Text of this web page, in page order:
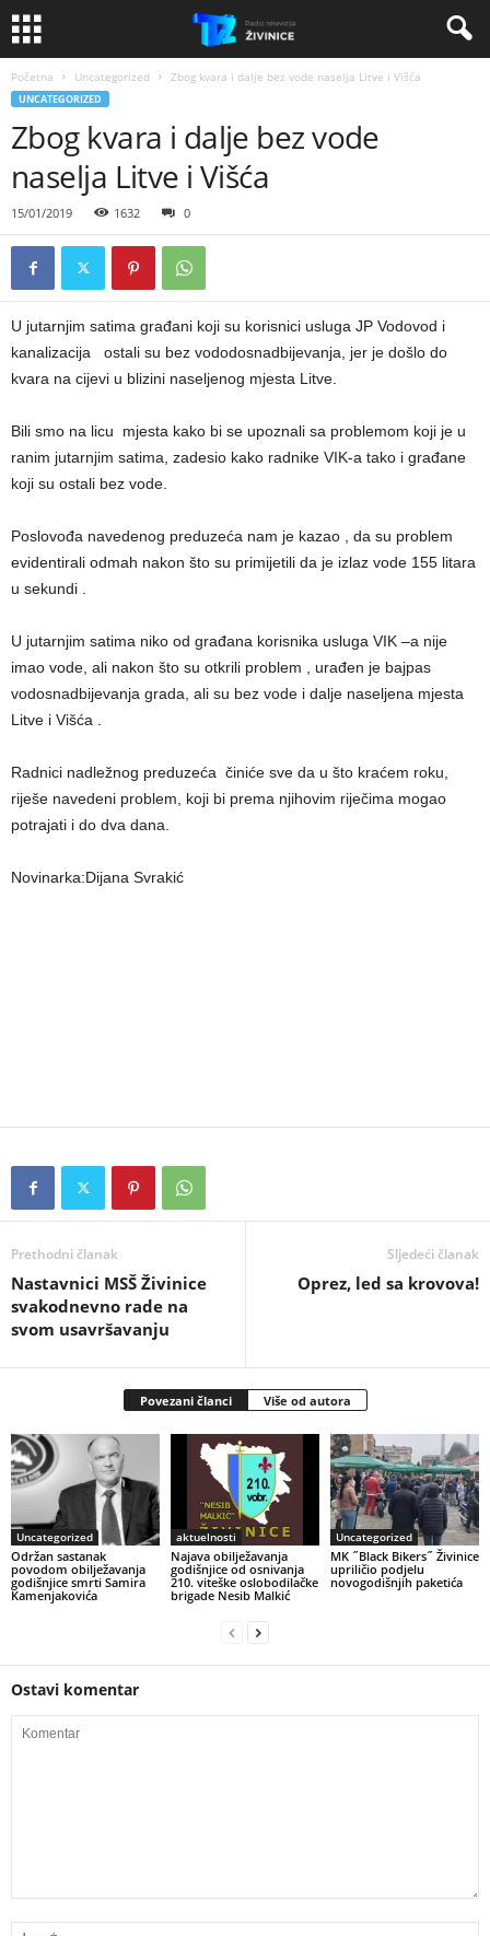
Početna Uncategorized Zbog kvara i dalje bez vode naselja Litve i Višća
UNCATEGORIZED
Zbog kvara i dalje bez vode
naselja Litve i Višća
15/01/2019 1632 0
U jutarnjim satima građani koji su korisnici usluga JP Vodovod i
kanalizacija ostali su bez vododosnadbijevanja, jer je došlo do
kvara na cijevi u blizini naseljenog mjesta Litve.
Bili smo na licu mjesta kako bi se upoznali sa problemom koji je u
ranim jutarnjim satima, zadesio kako radnike VIK-a tako i građane
koji su ostali bez vode.
Poslovođa navedenog preduzeća nam je kazao , da su problem
evidentirali odmah nakon što su primijetili da je izlaz vode 155 litara
u sekundi .
U jutarnjim satima niko od građana korisnika usluga VIK –a nije
imao vode, ali nakon što su otkrili problem , urađen je bajpas
vodosnadbijevanja grada, ali su bez vode i dalje naseljena mjesta
Litve i Višća .
Radnici nadležnog preduzeća činiće sve da u što kraćem roku,
riješe navedeni problem, koji bi prema njihovim riječima mogao
potrajati i do dva dana.
Novinarka:Dijana Svrakić
Prethodni članak
Nastavnici MSŠ Živinice
svakodnevno rade na
svom usavršavanju
Sljedeći članak
Oprez, led sa krovova!
Povezani članci Više od autora
Uncategorized
Održan sastanak
povodom obilježavanja
godišnjice smrti Samira
Kamenjakovića
aktuelnosti
Najava obilježavanja
godišnjice od osnivanja
210. viteške oslobodilačke
brigade Nesib Malkić
Uncategorized
MK ˝Black Bikers˝ Živinice
upriličio podjelu
novogodišnjih paketića
Ostavi komentar